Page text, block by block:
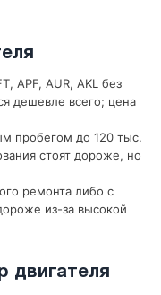
APF, AUR, AKL без
дешевле всего; цена
пробегом до 120 тыс.
стоят дороже, но
ремонта либо с
из-за высокой
двигателя